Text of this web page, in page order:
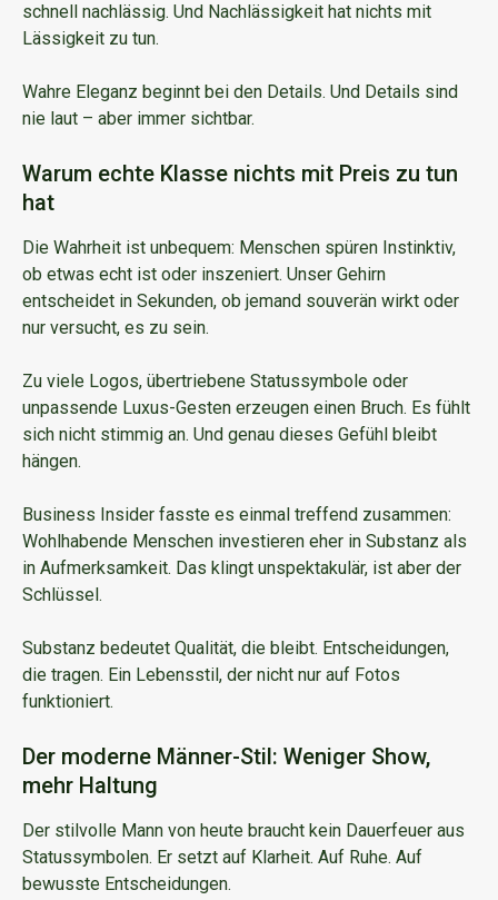
schnell nachlässig. Und Nachlässigkeit hat nichts mit
Lässigkeit zu tun.
Wahre Eleganz beginnt bei den Details. Und Details sind
nie laut – aber immer sichtbar.
Warum echte Klasse nichts mit Preis zu tun
hat
Die Wahrheit ist unbequem: Menschen spüren Instinktiv,
ob etwas echt ist oder inszeniert. Unser Gehirn
entscheidet in Sekunden, ob jemand souverän wirkt oder
nur versucht, es zu sein.
Zu viele Logos, übertriebene Statussymbole oder
unpassende Luxus-Gesten erzeugen einen Bruch. Es fühlt
sich nicht stimmig an. Und genau dieses Gefühl bleibt
hängen.
Business Insider fasste es einmal treffend zusammen:
Wohlhabende Menschen investieren eher in Substanz als
in Aufmerksamkeit. Das klingt unspektakulär, ist aber der
Schlüssel.
Substanz bedeutet Qualität, die bleibt. Entscheidungen,
die tragen. Ein Lebensstil, der nicht nur auf Fotos
funktioniert.
Der moderne Männer-Stil: Weniger Show,
mehr Haltung
Der stilvolle Mann von heute braucht kein Dauerfeuer aus
Statussymbolen. Er setzt auf Klarheit. Auf Ruhe. Auf
bewusste Entscheidungen.